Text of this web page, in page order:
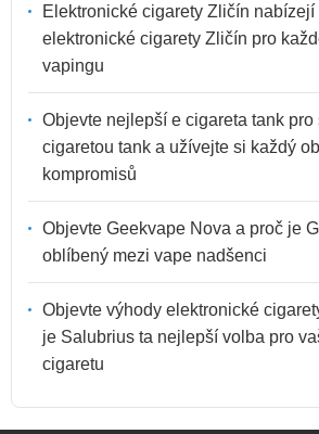
Elektronické cigarety Zličín
elektronické cigarety Zličín pro
vapingu
Objevte nejlepší e cigareta tank
cigaretou tank a užívejte si každý
kompromisů
Objevte Geekvape Nova a proč je
oblíbený mezi vape nadšenci
Objevte výhody elektronické
je Salubrius ta nejlepší volba pro
cigaretu